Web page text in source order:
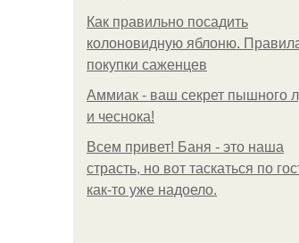
Как правильно посадить
колоновидную яблоню.
покупки саженцев
Аммиак - ваш секрет пышного
и чеснока!
Всем привет! Баня - это наша
страсть, но вот таскаться по
как-то уже надоело.